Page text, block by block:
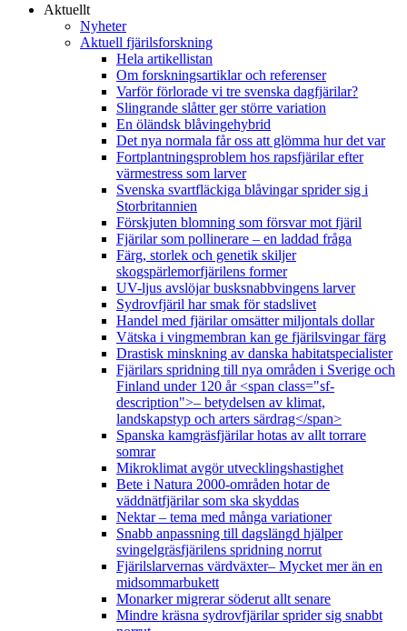
Aktuellt
Nyheter
Aktuell fjärilsforskning
Hela artikellistan
Om forskningsartiklar och referenser
Varför förlorade vi tre svenska dagfjärilar?
Slingrande slåtter ger större variation
En öländsk blåvingehybrid
Det nya normala får oss att glömma hur det var
Fortplantningsproblem hos rapsfjärilar efter
värmestress som larver
Svenska svartfläckiga blåvingar sprider sig i
Storbritannien
Förskjuten blomning som försvar mot fjäril
Fjärilar som pollinerare – en laddad fråga
Färg, storlek och genetik skiljer
skogspärlemorfjärilens former
UV-ljus avslöjar busksnabbvingens larver
Sydrovfjäril har smak för stadslivet
Handel med fjärilar omsätter miljontals dollar
Vätska i vingmembran kan ge fjärilsvingar färg
Drastisk minskning av danska habitatspecialister
Fjärilars spridning till nya områden i Sverige och
Finland under 120 år <span class="sf-
description">– betydelsen av klimat,
landskapstyp och arters särdrag</span>
Spanska kamgräsfjärilar hotas av allt torrare
somrar
Mikroklimat avgör utvecklingshastighet
Bete i Natura 2000-områden hotar de
väddnätfjärilar som ska skyddas
Nektar – tema med många variationer
Snabb anpassning till dagslängd hjälper
svingelgräsfjärilens spridning norrut
Fjärilslarvernas värdväxter– Mycket mer än en
midsommarbukett
Monarker migrerar söderut allt senare
Mindre kräsna sydrovfjärilar sprider sig snabbt